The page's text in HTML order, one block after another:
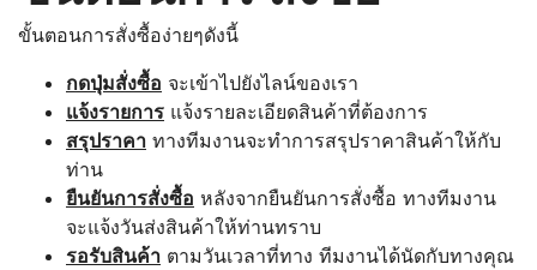
ขั้นตอนการสั่งซื้อง่ายๆดังนี้
กดปุ่มสั่งซื้อ จะเข้าไปยังไลน์ของเรา
แจ้งรายการ แจ้งรายละเอียดสินค้าที่ต้องการ
สรุปราคา ทางทีมงานจะทำการสรุปราคาสินค้าให้กับ
ท่าน
ยืนยันการสั่งซื้อ หลังจากยืนยันการสั่งซื้อ ทางทีมงาน
จะแจ้งวันส่งสินค้าให้ท่านทราบ
รอรับสินค้า ตามวันเวลาที่ทาง ทีมงานได้นัดกับทางคุณ